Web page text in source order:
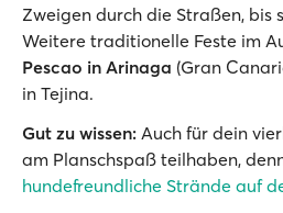
Zweigen durch die Straßen, bis
Weitere traditionelle Feste im
Pescao in Arinaga (Gran
in Tejina.
Gut zu wissen: Auch für dein
am Planschspaß teilhaben,
hundefreundliche Strände auf